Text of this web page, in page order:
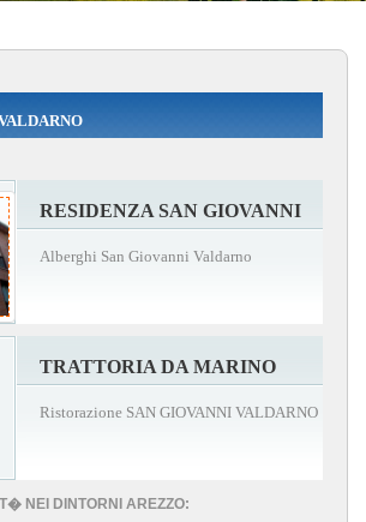
RESIDENZA SAN GIOVANNI
Alberghi San Giovanni Valdarno
TRATTORIA DA MARINO
Ristorazione SAN GIOVANNI VALDARNO
NEI DINTORNI AREZZO: